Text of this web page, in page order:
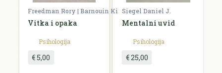
Freedman Rory | Barnouin Kim
Vitka i opaka
Psihologija
€ 5,00
Siegel Daniel J.
Mentalni uvid
Psihologija
€ 25,00